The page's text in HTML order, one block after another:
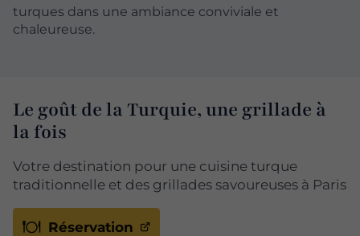
turques dans une ambiance conviviale et
chaleureuse.
Le goût de la Turquie, une grillade à
la fois
Votre destination pour une cuisine turque
traditionnelle et des grillades savoureuses à Paris
Réservation